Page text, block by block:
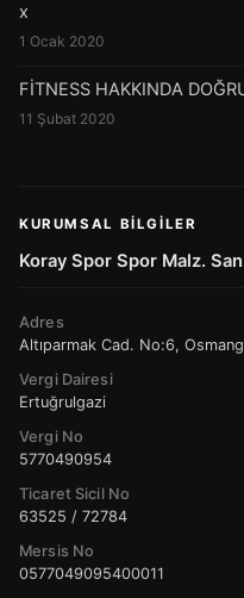
x
1 Ocak 2020
FİTNESS HAKKINDA
11 Şubat 2020
KURUMSAL BILGILER
Koray Spor Spor Malz.
Adres
Altıparmak Cad. No:6,
Vergi Dairesi
Ertuğrulgazi
Vergi No
5770490954
Ticaret Sicil No
63525 / 72784
Mersis No
0577049095400011